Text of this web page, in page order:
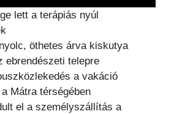
lett a terápiás nyúl
öthetes árva kiskutya
ebrendészeti telepre
a vakáció
Mátra térségében
el a személyszállítás a